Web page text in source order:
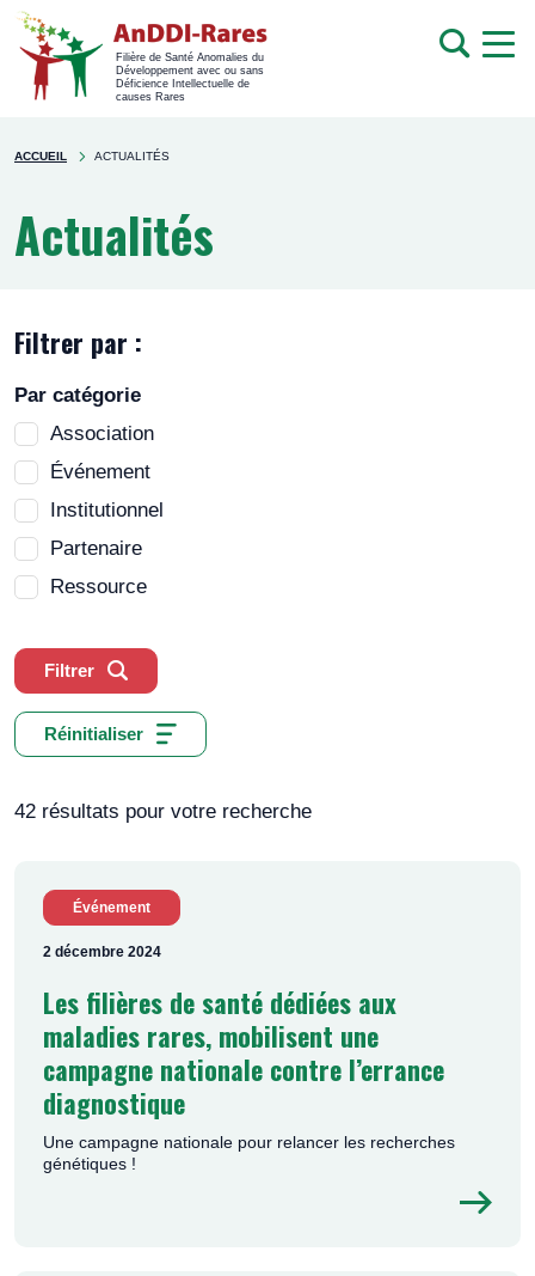
Filière de Santé Anomalies du
Développement avec ou sans
Déficience Intellectuelle de
causes Rares
Rechercher
sur
You're
ACCUEIL ACTUALITÉS
Actualités
Filtrer par :
Par catégorie
Association
Événement
Institutionnel
Partenaire
Ressource
Filtrer
Réinitialiser
42 résultats pour votre recherche
Événement
2 décembre 2024
Les filières de santé dédiées aux
maladies rares, mobilisent une
campagne nationale contre l’errance
diagnostique
Une campagne nationale pour relancer les recherches
génétiques !